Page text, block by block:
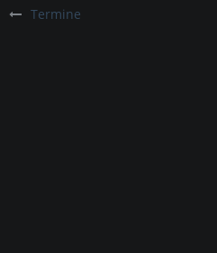
Termine